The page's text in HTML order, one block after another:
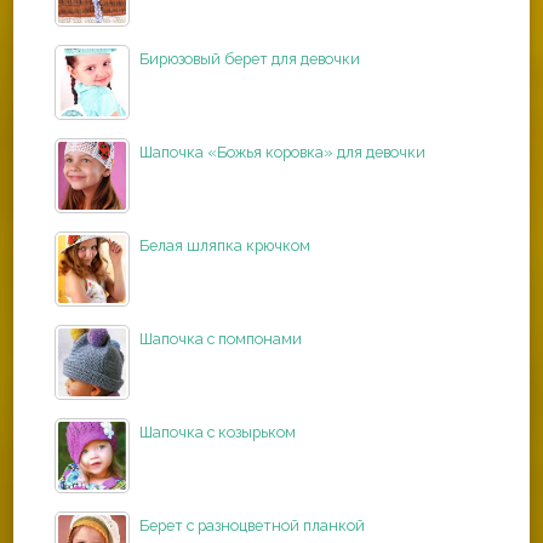
Бирюзовый берет для девочки
Шапочка «Божья коровка» для девочки
Белая шляпка крючком
Шапочка с помпонами
Шапочка с козырьком
Берет с разноцветной планкой